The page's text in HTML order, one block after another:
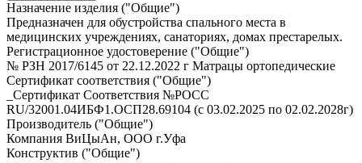
Назначение изделия ("Общие")
Предназначен для обустройства спального места в
медицинских учреждениях, санаториях, домах престарелых.
Регистрационное удостоверение ("Общие")
№ РЗН 2017/6145 от 22.12.2022 г Матрацы ортопедические
Сертификат соответствия ("Общие")
_Сертификат Соответствия №РОСС
RU/32001.04ИБФ1.ОСП28.69104 (с 03.02.2025 по 02.02.2028г)
Производитель ("Общие")
Компания ВиЦыАн, ООО г.Уфа
Конструктив ("Общие")